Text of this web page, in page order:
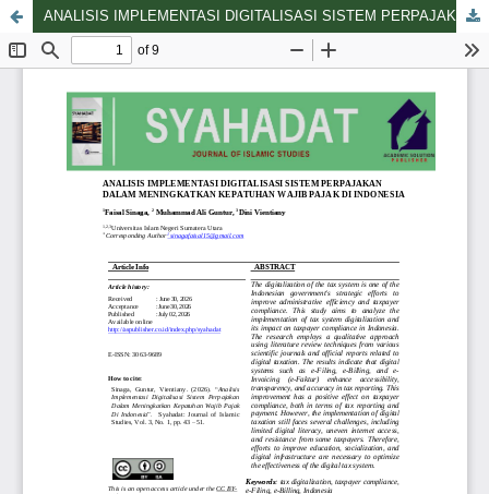
ANALISIS IMPLEMENTASI DIGITALISASI SISTEM PERPAJAKAN DALAM MENINGKATKAN KEPATUHAN WAJIB PAJAK DI INDONESIA